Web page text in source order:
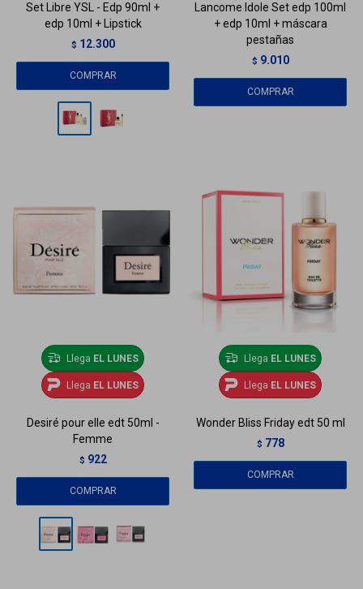
Set Libre YSL - Edp 90ml +
edp 10ml + Lipstick
$ 12.300
Lancome Idole Set edp 100ml
+ edp 10ml + máscara
pestañas
$ 9.010
Llega EL LUNES
Llega EL LUNES
Desiré pour elle edt 50ml -
Femme
$ 922
Llega EL LUNES
Llega EL LUNES
Wonder Bliss Friday edt 50 ml
$ 778